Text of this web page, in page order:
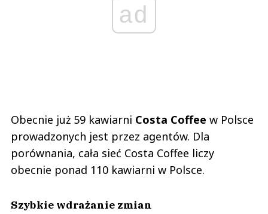
ad
Obecnie już 59 kawiarni Costa Coffee w Polsce
prowadzonych jest przez agentów. Dla
porównania, cała sieć Costa Coffee liczy
obecnie ponad 110 kawiarni w Polsce.
Szybkie wdrażanie zmian